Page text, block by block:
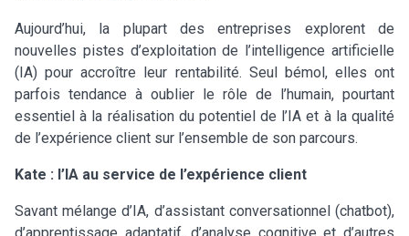
Aujourd’hui, la plupart des entreprises explorent de
nouvelles pistes d’exploitation de l’intelligence artificielle
(IA) pour accroître leur rentabilité. Seul bémol, elles ont
parfois tendance à oublier le rôle de l’humain, pourtant
essentiel à la réalisation du potentiel de l’IA et à la qualité
de l’expérience client sur l’ensemble de son parcours.
Kate : l’IA au service de l’expérience client
Savant mélange d’IA, d’assistant conversationnel (chatbot),